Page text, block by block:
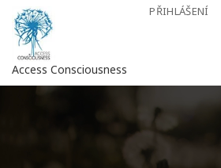
PŘIHLÁŠENÍ
Access Consciousness